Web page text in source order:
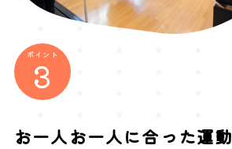
ポイント
3
お一人お一人に合った運動